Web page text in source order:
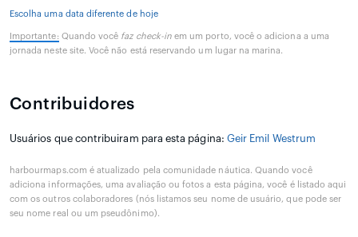
Escolha uma data diferente de hoje
Importante: Quando você faz check-in em um porto, você o adiciona a uma
jornada neste site. Você não está reservando um lugar na marina.
Contribuidores
Usuários que contribuiram para esta página: Geir Emil Westrum
harbourmaps.com é atualizado pela comunidade náutica. Quando você
adiciona informações, uma avaliação ou fotos a esta página, você é listado aqui
com os outros colaboradores (nós listamos seu nome de usuário, que pode ser
seu nome real ou um pseudônimo).